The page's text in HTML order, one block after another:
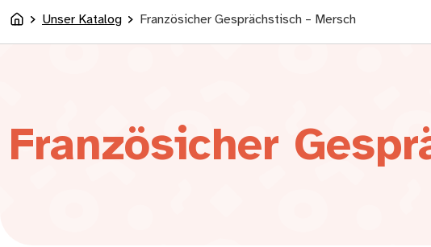
AccueilUnser Katalog Französicher Gesprächstisch – Mersch
Französicher